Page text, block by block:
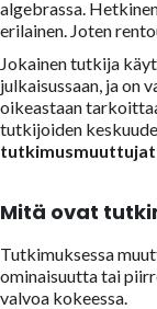
algebrassa.
erilainen. Joten
Jokainen tutkija
julkaisussaan, ja on
oikeastaan
tutkijoiden
tutkimusmuuttujat
Mitä ovat
Tutkimuksessa
ominaisuutta tai
valvoa kokeessa.